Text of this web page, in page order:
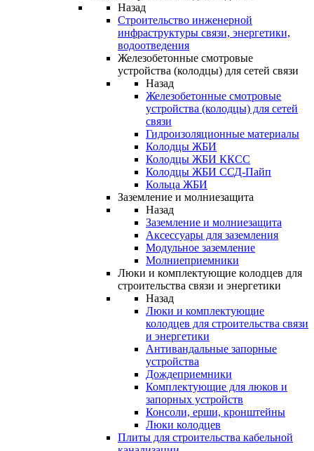
Назад
Строительство инженерной
инфраструктуры связи, энергетики,
водоотведения
Железобетонные смотровые
устройства (колодцы) для сетей связи
Назад
Железобетонные смотровые
устройства (колодцы) для сетей
связи
Гидроизоляционные материалы
Колодцы ЖБИ
Колодцы ЖБИ ККСС
Колодцы ЖБИ ССД-Пайп
Кольца ЖБИ
Заземление и молниезащита
Назад
Заземление и молниезащита
Аксессуары для заземления
Модульное заземление
Молниеприемники
Люки и комплектующие колодцев для
строительства связи и энергетики
Назад
Люки и комплектующие
колодцев для строительства связи
и энергетики
Антивандальные запорные
устройства
Дождеприемники
Комплектующие для люков и
запорных устройств
Консоли, ерши, кронштейны
Люки колодцев
Плиты для строительства кабельной